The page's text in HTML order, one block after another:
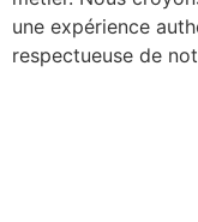
une expérience
respectueuse de